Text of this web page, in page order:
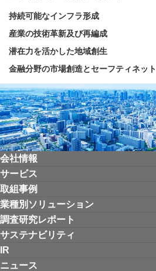
持続可能なインフラ形成
産業の技術革新及び再編成
潜在力を活かした地域創生
金融分野の市場創造とセーフティネット
会社情報
サービス
取組事例
業種別ソリューション
調査研究レポート
サステナビリティ
IR
ニュース